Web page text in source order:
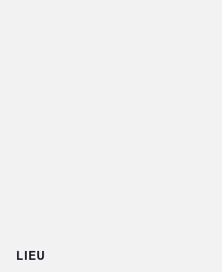
LIEU